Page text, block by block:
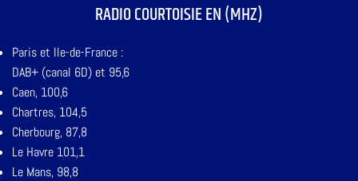
RADIO COURTOISIE EN (MHZ)
Paris et Ile-de-France :
DAB+ (canal 6D) et 95,6
Caen, 100,6
Chartres, 104,5
Cherbourg, 87,8
Le Havre 101,1
Le Mans, 98,8